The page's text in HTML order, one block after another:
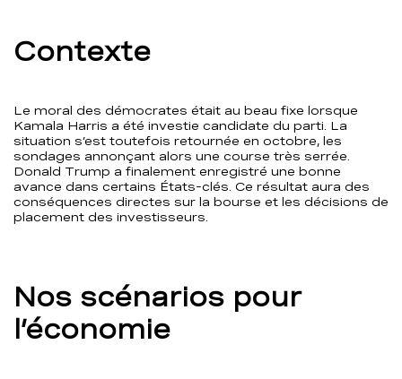
Contexte
Le moral des démocrates était au beau fixe lorsque
Kamala Harris a été investie candidate du parti. La
situation s’est toutefois retournée en octobre, les
sondages annonçant alors une course très serrée.
Donald Trump a finalement enregistré une bonne
avance dans certains États-clés. Ce résultat aura des
conséquences directes sur la bourse et les décisions de
placement des investisseurs.
Nos scénarios pour
l’économie